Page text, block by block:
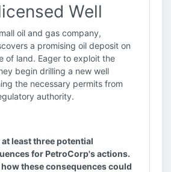
Well
oil and gas company,
a promising oil deposit on
of land. Eager to exploit the
begin drilling a new well
the necessary permits from
authority.
least three potential
for PetroCorp's actions.
these consequences could